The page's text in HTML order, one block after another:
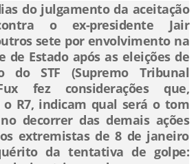
do julgamento da aceitação
o ex-presidente Jair
sete por envolvimento na
Estado após as eleições de
do STF (Supremo Tribunal
fez considerações que,
R7, indicam qual será o tom
decorrer das demais ações
extremistas de 8 de janeiro
da tentativa de golpe: